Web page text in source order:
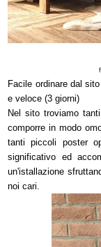
Facile ordinare dal
e veloce (3 giorni)
Nel sito troviamo
comporre in modo
tanti piccoli poster
significativo ed
un'istallazione
noi cari.